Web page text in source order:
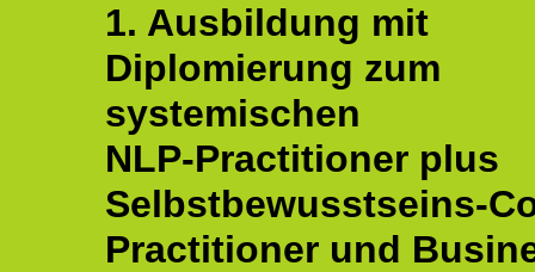
1. Ausbildung mit
Diplomierung zum
systemischen
NLP-Practitioner plus
Selbstbewusstseins-
Practitioner und